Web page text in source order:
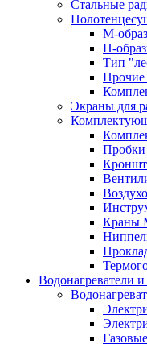
Стальные
М-
П-
Тип
Прочие
Экраны для
Пробки
Краны
Водонагреватели